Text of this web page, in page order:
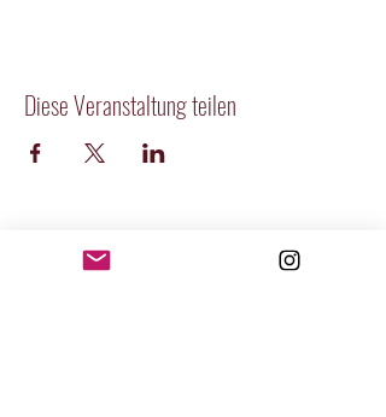
Diese Veranstaltung teilen